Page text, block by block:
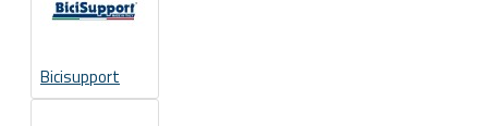
Bicisupport